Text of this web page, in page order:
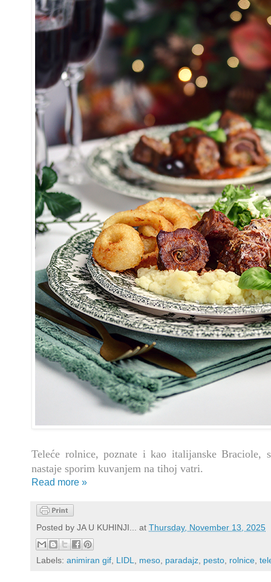
Teleće rolnice, poznate i kao italijanske Braciole,
nastaje sporim kuvanjem na tihoj vatri.
Read more »
Posted by JA U KUHINJI... at Thursday, November 13, 2025
Labels: animiran gif LIDL meso paradajz pesto rolnice